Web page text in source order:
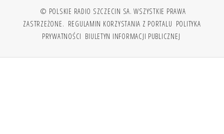
© POLSKIE RADIO SZCZECIN SA. WSZYSTKIE PRAWA
ZASTRZEŻONE. REGULAMIN KORZYSTANIA Z PORTALU POLITYKA
PRYWATNOŚCI BIULETYN INFORMACJI PUBLICZNEJ